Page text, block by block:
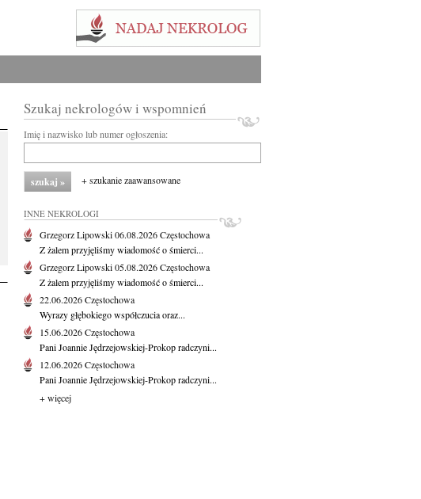
Szukaj nekrologów i wspomnień
Imię i nazwisko lub numer ogłoszenia:
+ szukanie zaawansowane
INNE NEKROLOGI
Grzegorz Lipowski06.08.2026Częstochowa
Z żalem przyjęliśmy wiadomość o śmierci...
Grzegorz Lipowski05.08.2026Częstochowa
Z żalem przyjęliśmy wiadomość o śmierci...
22.06.2026Częstochowa
Wyrazy głębokiego współczucia oraz...
15.06.2026Częstochowa
Pani Joannie Jędrzejowskiej-Prokop radczyni...
12.06.2026Częstochowa
Pani Joannie Jędrzejowskiej-Prokop radczyni...
+ więcej